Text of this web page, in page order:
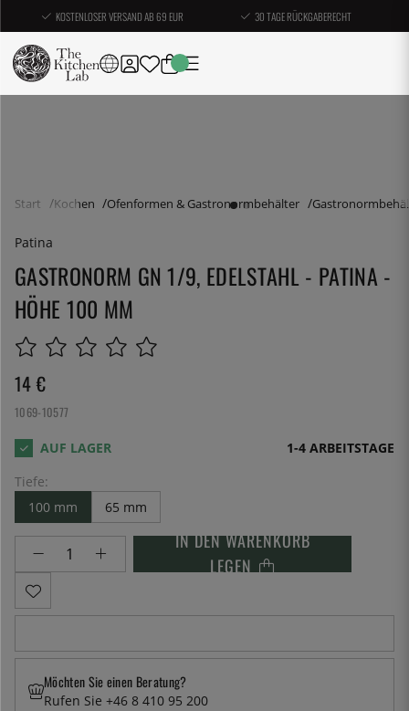
KOSTENLOSER VERSAND AB 69 EUR 30 TAGE RÜCKGABERECHT
Start Kochen Ofenformen & Gastronormbehälter
Patina
GASTRONORM GN 1/9, EDELSTAHL - PATINA -
HÖHE 100 MM
14 €
1069-10577
1-4 ARBEITSTAGE
Tiefe:
100 mm
65 mm
IN DEN WARENKORB
LEGEN
Möchten Sie einen Beratung?
Rufen Sie +46 8 410 95 200